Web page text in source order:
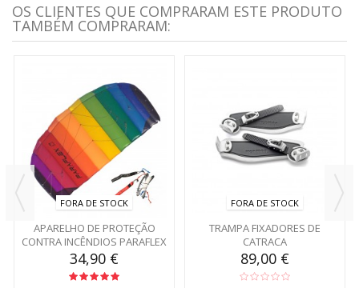
OS CLIENTES QUE COMPRARAM ESTE PRODUTO
TAMBÉM COMPRARAM:
FORA DE STOCK
APARELHO DE PROTEÇÃO
CONTRA INCÊNDIOS PARAFLEX
BASIC
34,90 €
FORA DE STOCK
TRAMPA FIXADORES DE
CATRACA
89,00 €